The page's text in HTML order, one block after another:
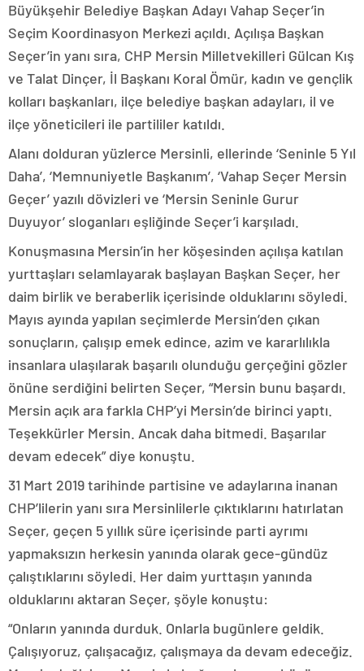
Büyükşehir Belediye Başkan Adayı Vahap Seçer’in
Seçim Koordinasyon Merkezi açıldı. Açılışa Başkan
Seçer’in yanı sıra, CHP Mersin Milletvekilleri Gülcan Kış
ve Talat Dinçer, İl Başkanı Koral Ömür, kadın ve gençlik
kolları başkanları, ilçe belediye başkan adayları, il ve
ilçe yöneticileri ile partililer katıldı.
Alanı dolduran yüzlerce Mersinli, ellerinde ‘Seninle 5 Yıl
Daha’, ‘Memnuniyetle Başkanım’, ‘Vahap Seçer Mersin
Geçer’ yazılı dövizleri ve ‘Mersin Seninle Gurur
Duyuyor’ sloganları eşliğinde Seçer’i karşıladı.
Konuşmasına Mersin’in her köşesinden açılışa katılan
yurttaşları selamlayarak başlayan Başkan Seçer, her
daim birlik ve beraberlik içerisinde olduklarını söyledi.
Mayıs ayında yapılan seçimlerde Mersin’den çıkan
sonuçların, çalışıp emek edince, azim ve kararlılıkla
insanlara ulaşılarak başarılı olunduğu gerçeğini gözler
önüne serdiğini belirten Seçer, “Mersin bunu başardı.
Mersin açık ara farkla CHP’yi Mersin’de birinci yaptı.
Teşekkürler Mersin. Ancak daha bitmedi. Başarılar
devam edecek” diye konuştu.
31 Mart 2019 tarihinde partisine ve adaylarına inanan
CHP’lilerin yanı sıra Mersinlilerle çıktıklarını hatırlatan
Seçer, geçen 5 yıllık süre içerisinde parti ayrımı
yapmaksızın herkesin yanında olarak gece-gündüz
çalıştıklarını söyledi. Her daim yurttaşın yanında
olduklarını aktaran Seçer, şöyle konuştu:
“Onların yanında durduk. Onlarla bugünlere geldik.
Çalışıyoruz, çalışacağız, çalışmaya da devam edeceğiz.